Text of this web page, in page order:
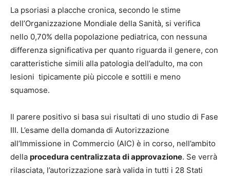
La psoriasi a placche cronica, secondo le stime
dell’Organizzazione Mondiale della Sanità, si verifica
nello 0,70% della popolazione pediatrica, con nessuna
differenza significativa per quanto riguarda il genere, con
caratteristiche simili alla patologia dell’adulto, ma con
lesioni tipicamente più piccole e sottili e meno
squamose.
Il parere positivo si basa sui risultati di uno studio di Fase
III. L’esame della domanda di Autorizzazione
all’Immissione in Commercio (AIC) è in corso, nell’ambito
della procedura centralizzata di approvazione. Se verrà
rilasciata, l’autorizzazione sarà valida in tutti i 28 Stati